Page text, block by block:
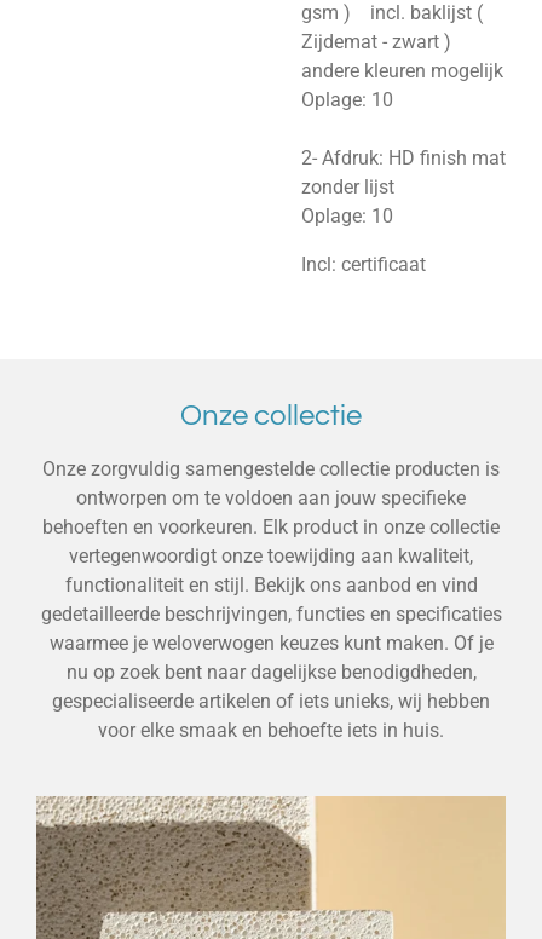
gsm ) incl. baklijst (
Zijdemat - zwart )
andere kleuren mogelijk
Oplage: 10
2- Afdruk: HD finish mat
zonder lijst
Oplage: 10
Incl: certificaat
Onze collectie
Onze zorgvuldig samengestelde collectie producten is
ontworpen om te voldoen aan jouw specifieke
behoeften en voorkeuren. Elk product in onze collectie
vertegenwoordigt onze toewijding aan kwaliteit,
functionaliteit en stijl. Bekijk ons aanbod en vind
gedetailleerde beschrijvingen, functies en specificaties
waarmee je weloverwogen keuzes kunt maken. Of je
nu op zoek bent naar dagelijkse benodigdheden,
gespecialiseerde artikelen of iets unieks, wij hebben
voor elke smaak en behoefte iets in huis.